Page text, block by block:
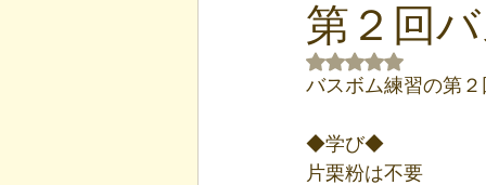
第２回
5つ星のうちNaN
バスボム練習の第
◆学び◆
片栗粉は不要